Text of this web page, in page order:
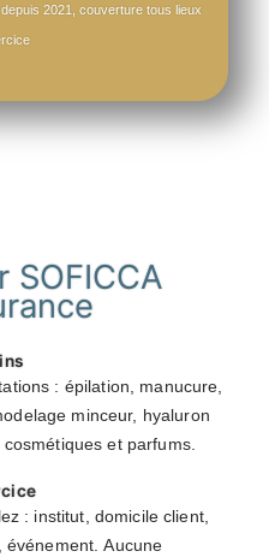
2021, couverture tous lieux
SOFICCA
: épilation, manucure,
minceur, hyaluron
et parfums.
: institut, domicile client,
Aucune